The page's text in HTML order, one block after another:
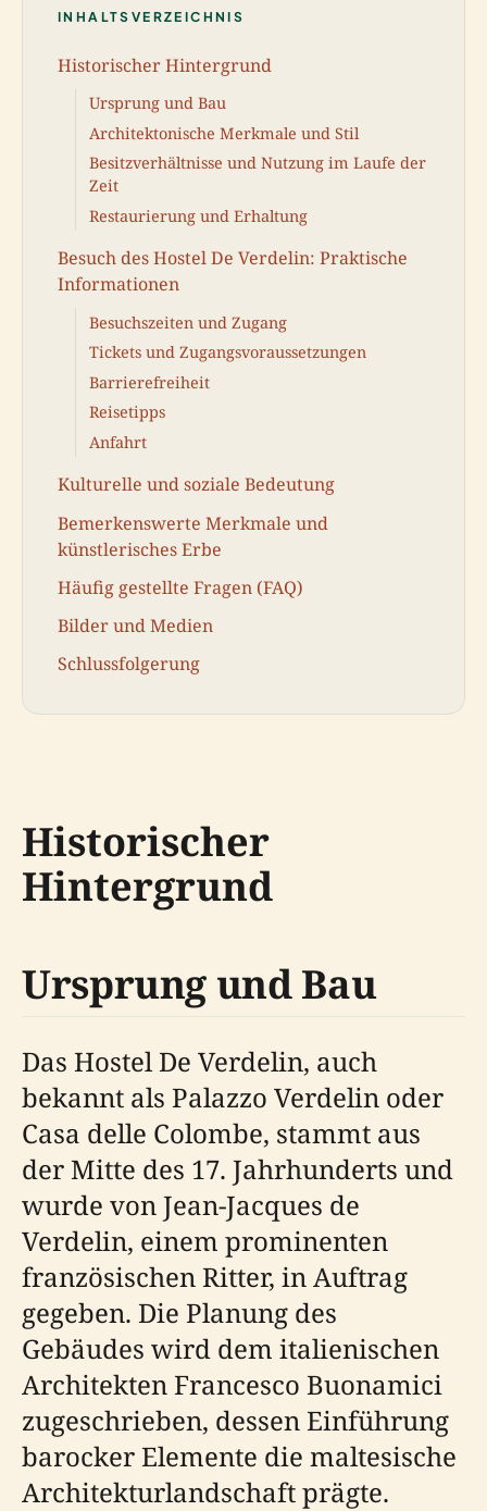
INHALTSVERZEICHNIS
Historischer Hintergrund
Ursprung und Bau
Architektonische Merkmale und Stil
Besitzverhältnisse und Nutzung im Laufe der
Zeit
Restaurierung und Erhaltung
Besuch des Hostel De Verdelin: Praktische
Informationen
Besuchszeiten und Zugang
Tickets und Zugangsvoraussetzungen
Barrierefreiheit
Reisetipps
Anfahrt
Kulturelle und soziale Bedeutung
Bemerkenswerte Merkmale und
künstlerisches Erbe
Häufig gestellte Fragen (FAQ)
Bilder und Medien
Schlussfolgerung
Historischer
Hintergrund
Ursprung und Bau
Das Hostel De Verdelin, auch
bekannt als Palazzo Verdelin oder
Casa delle Colombe, stammt aus
der Mitte des 17. Jahrhunderts und
wurde von Jean-Jacques de
Verdelin, einem prominenten
französischen Ritter, in Auftrag
gegeben. Die Planung des
Gebäudes wird dem italienischen
Architekten Francesco Buonamici
zugeschrieben, dessen Einführung
barocker Elemente die maltesische
Architekturlandschaft prägte.